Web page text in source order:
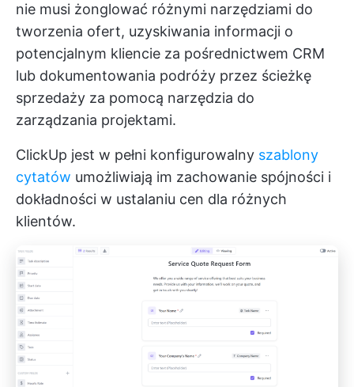
nie musi żonglować różnymi narzędziami do
tworzenia ofert, uzyskiwania informacji o
potencjalnym kliencie za pośrednictwem CRM
lub dokumentowania podróży przez ścieżkę
sprzedaży za pomocą narzędzia do
zarządzania projektami.
ClickUp jest w pełni konfigurowalny szablony
cytatów umożliwiają im zachowanie spójności i
dokładności w ustalaniu cen dla różnych
klientów.